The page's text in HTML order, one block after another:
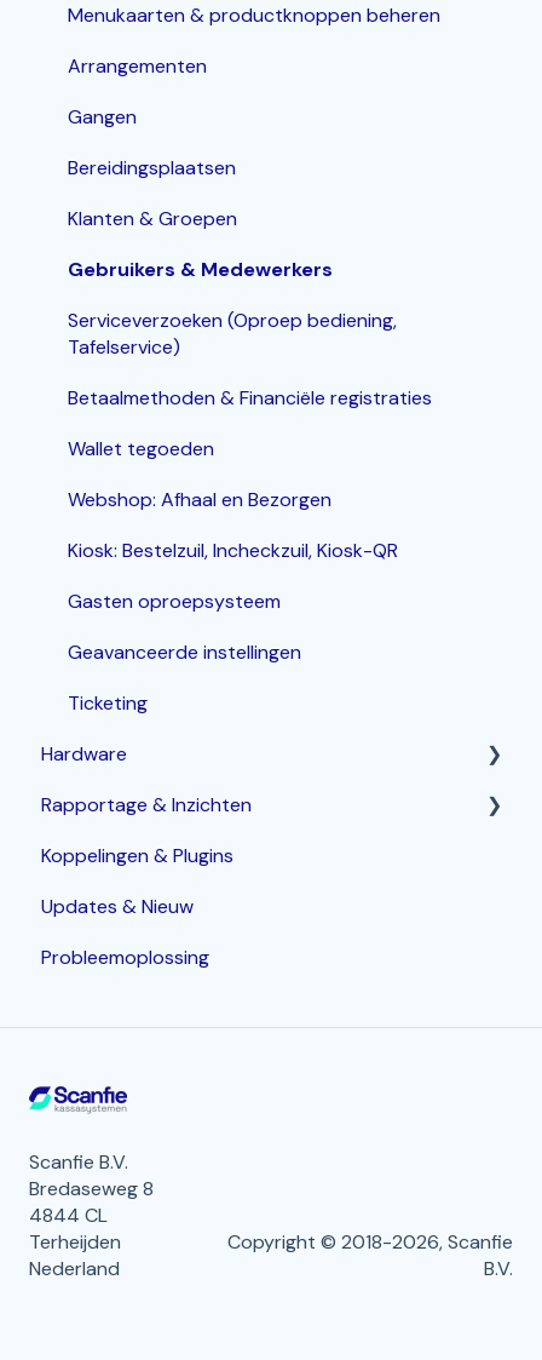
Inloggen, In- en Uitklokken
KDS / Bestellingenscherm
Groepen
Menukaarten & productknoppen beheren
Arrangementen
Gangen
Bereidingsplaatsen
Klanten & Groepen
Gebruikers & Medewerkers
Serviceverzoeken (Oproep bediening,
Tafelservice)
Betaalmethoden & Financiële registraties
Wallet tegoeden
Webshop: Afhaal en Bezorgen
Kiosk: Bestelzuil, Incheckzuil, Kiosk-QR
Gasten oproepsysteem
Geavanceerde instellingen
Ticketing
Hardware
Router
POS terminals
Bonprinters
Kassalade
Keukenschermen / KDS
Rapportage & Inzichten
Geavanceerde opties
Koppelingen & Plugins
Updates & Nieuw
Probleemoplossing
Scanfie B.V.
Bredaseweg 8
4844 CL
Terheijden
Nederland
Copyright © 2018-2026, Scanfie
B.V.